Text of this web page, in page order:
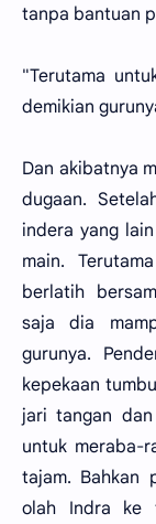
tanpa bantuan
"Terutama
demikian
Dan akibatnya
dugaan.
indera yang
main.
berlatih
saja dia
gurunya.
kepekaan
jari tangan dan
untuk meraba-
tajam. Bahkan
olah Indra ke